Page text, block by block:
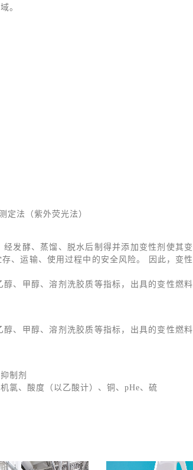
。
定法（紫外荧光法）
发酵、蒸馏、脱水后制得并添加变性剂使其变
、运输、使用过程中的安全风险。 因此，变性
、甲醇、溶剂洗胶质等指标，出具的变性燃料
、甲醇、溶剂洗胶质等指标，出具的变性燃料
制剂
氯、酸度（以乙酸计）、铜、pHe、硫